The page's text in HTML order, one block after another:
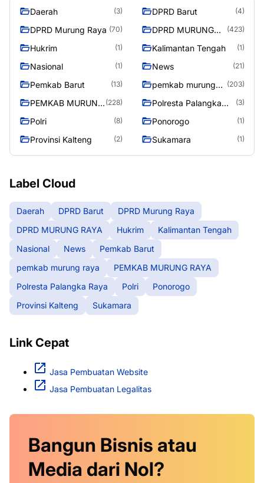
Daerah (3) DPRD Barut (4)
DPRD Murung Raya (70)
DPRD MURUNG
(423)
Hukrim (1) Kalimantan Tengah (1)
Nasional (1) News (21)
Pemkab Barut (13)
pemkab murung
(203)
PEMKAB MURUNG (228)
Polresta Palangka
(3)
Polri (8) Ponorogo (1)
Provinsi Kalteng (2) Sukamara (1)
Label Cloud
Daerah DPRD Barut
DPRD Murung Raya
DPRD MURUNG RAYA
Hukrim
Kalimantan Tengah
Nasional
News
Pemkab Barut
pemkab murung raya
PEMKAB MURUNG RAYA
Polresta Palangka Raya
Polri
Ponorogo
Provinsi Kalteng
Sukamara
Link Cepat
Jasa Pembuatan Website
Jasa Pembuatan Legalitas
Bangun Bisnis atau
Media dari Nol?